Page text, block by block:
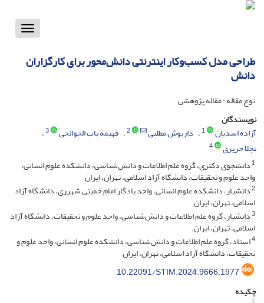
Toggle
طراحی مدل کسب‌وکار اینترنتی دانش‌‌محور برای کارگزاران
دانش
نوع مقاله : مقاله پژوهشی
نویسندگان
آزاده اسدیان
1 داریوش مطلبی 2 فهیمه باب الحوائجی 3
نجلا حریری
4
1دانشجوی دکتری، گروه علم اطلاعات و دانش‌شناسی، دانشکده علوم انسانی،
واحد علوم و تحقیقات، دانشگاه آزاد اسلامی، تهران، ایران
2دانشیار، دانشکده علوم انسانی، واحد یادگار امام خمینی شهرری، دانشگاه آزاد
اسلامی، تهران، ایران
3دانشیار، گروه علم اطلاعات و دانش‌شناسی، واحد علوم و تحقیقات، دانشگاه آزاد
اسلامی، تهران، ایران.
4استاد، گروه علم اطلاعات و دانش‌شناسی، دانشکده علوم انسانی، واحد علوم و
تحقیقات، دانشگاه آزاد اسلامی، تهران، ایران
10.22091/STIM.2024.9666.1977
چکیده